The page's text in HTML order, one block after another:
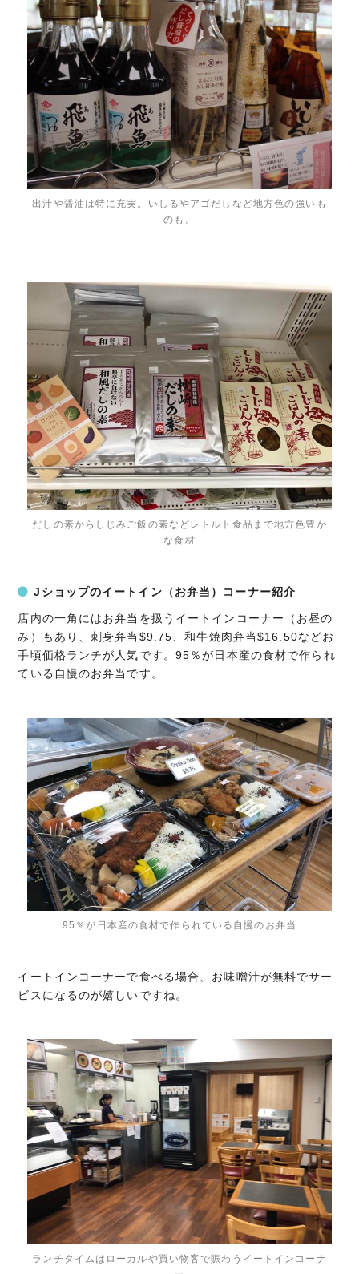
出汁や醤油は特に充実。いしるやアゴだしなど地方色の強いも
のも。
だしの素からしじみご飯の素などレトルト食品まで地方色豊か
な食材
Jショップのイートイン（お弁当）コーナー紹介
店内の一角にはお弁当を扱うイートインコーナー（お昼の
み）もあり、刺身弁当$9.75、和牛焼肉弁当$16.50などお
手頃価格ランチが人気です。95％が日本産の食材で作られ
ている自慢のお弁当です。
95％が日本産の食材で作られている自慢のお弁当
イートインコーナーで食べる場合、お味噌汁が無料でサー
ビスになるのが嬉しいですね。
ランチタイムはローカルや買い物客で賑わうイートインコーナ